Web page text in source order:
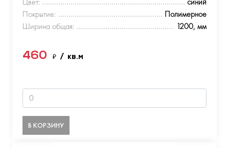
Покрытие:
Полимерное
Ширина общая:
1200, мм
460 ₽ / кв.м
В КОРЗИНУ